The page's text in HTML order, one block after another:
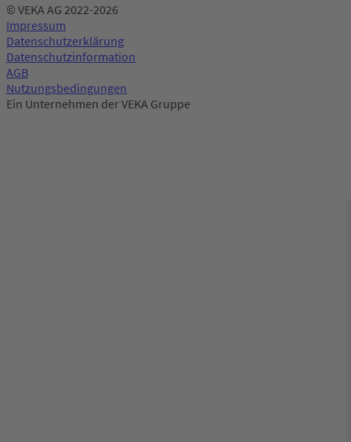
© VEKA AG 2022-2026
Impressum
Datenschutzerklärung
Datenschutzinformation
AGB
Nutzungsbedingungen
Ein Unternehmen der VEKA Gruppe